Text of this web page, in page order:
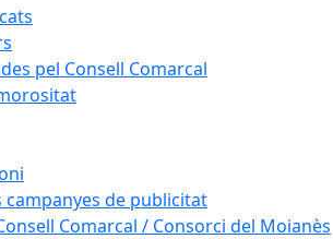
pel Consell Comarcal
campanyes de publicitat
Comarcal / Consorci del Moianès